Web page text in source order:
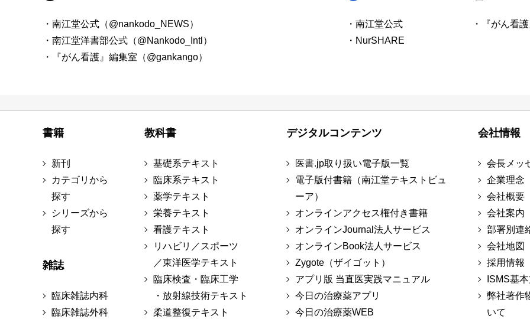
・南江堂公式（@nankodo_NEWS）
・南江堂洋書部公式（@Nankodo_Intl）
・『がん看護』編集室（@gankango）
・南江堂公式
・NurSHARE
・『がん看
書籍
新刊
カテゴリから
探す
シリーズから
探す
雑誌
臨床雑誌内科
臨床雑誌外科
教科書
基礎系テキスト
臨床系テキスト
薬学テキスト
栄養テキスト
看護テキスト
リハビリ／スポーツ
／東洋医学テキスト
臨床検査・臨床工学
・放射線技術テキスト
柔道整復テキスト
デジタルコンテンツ
医書.jp取り扱い電子版一覧
電子版付書籍（南江堂テキストビュ
ーア）
オンラインアクセス権付き書籍
オンラインJournal法人サービス
オンラインBook法人サービス
Zygote（ザイゴット）
アプリ版 当直医実践マニュアル
今日の治療薬アプリ
今日の治療薬WEB
会社情報
会長メッ
企業理念
会社概要
会社案内
部署別連
会社地図
採用情報
ISMS基
弊社著作
いて